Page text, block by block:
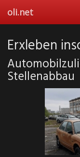
main
oli.net
Erxleben
Stellenabbau